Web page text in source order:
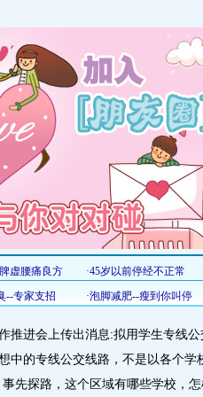
推进会上传出消息:拟用学生专线
中的专线公交线路，不是以各个学
事先探路，这个区域有哪些学校，